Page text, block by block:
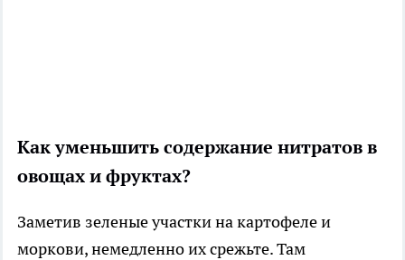
Как уменьшить содержание нитратов в
овощах и фруктах?
Заметив зеленые участки на картофеле и
моркови, немедленно их срежьте. Там